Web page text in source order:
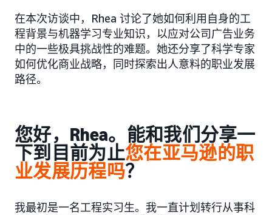
在本次访谈中，Rhea 讨论了她如何利用自身的工
程背景与机器学习专业知识，以应对公司广告业务
中的一些极具挑战性的难题。她还分享了科学专家
如何优化商业战略，同时探索出人意料的职业发展
路径。
您好，Rhea。能和我们分享一
下到目前为止您在亚马逊的职
业发展历程吗？
我最初是一名工程实习生。我一直计划转行从事科